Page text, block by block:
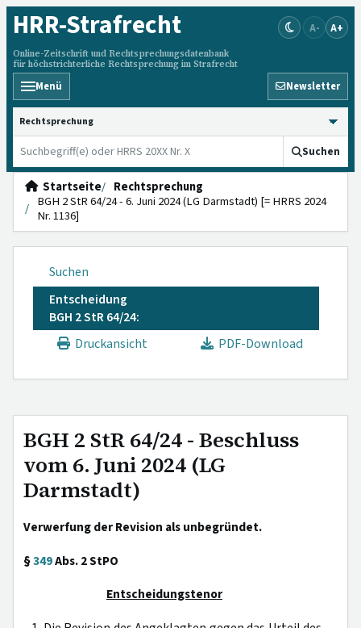
HRR-Strafrecht
Online-Zeitschrift und Rechtsprechungsdatenbank
für höchstrichterliche Rechtsprechung im Strafrecht
A- A+
Menü Newsletter
HRRS durchsuchen
Suchen
Startseite
Rechtsprechung
BGH 2 StR 64/24 - 6. Juni 2024 (LG Darmstadt) [= HRRS 2024
Nr. 1136]
Suchen
Entscheidung
BGH 2 StR 64/24:
Druckansicht
PDF-Download
BGH 2 StR 64/24 - Beschluss
vom 6. Juni 2024 (LG
Darmstadt)
Verwerfung der Revision als unbegründet.
§349Abs. 2 StPO
Entscheidungstenor